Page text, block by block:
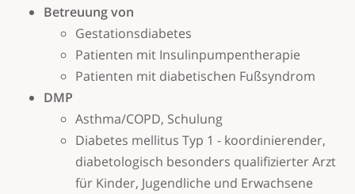
Betreuung von
Gestationsdiabetes
Patienten mit Insulinpumpentherapie
Patienten mit diabetischen Fußsyndrom
DMP
Asthma/COPD, Schulung
Diabetes mellitus Typ 1 - koordinierender,
diabetologisch besonders qualifizierter Arzt
für Kinder, Jugendliche und Erwachsene